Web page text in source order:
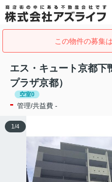
この物件の募集
エス・キュート京都下
プラザ京都）
空室0
- 管理/共益費 -
1/4